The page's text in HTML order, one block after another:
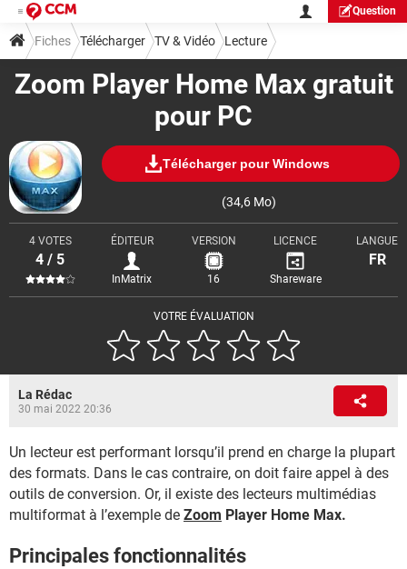
Question
Zoom Player Home Max gratuit
pour PC
Télécharger pour Windows
(34,6 Mo)
VOTRE ÉVALUATION
4 VOTES
4 / 5
ÉDITEUR
InMatrix
VERSION
16
LICENCE
Shareware
LANGUE
FR
Fiches Télécharger TV & Vidéo Lecture
La Rédac
30 mai 2022 20:36
Un lecteur est performant lorsqu’il prend en charge la plupart
des formats. Dans le cas contraire, on doit faire appel à des
outils de conversion. Or, il existe des lecteurs multimédias
multiformat à l’exemple de Zoom Player Home Max.
Principales fonctionnalités